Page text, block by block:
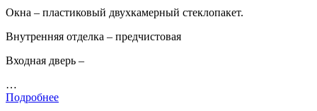
Окна – пластиковый двухкамерный стеклопакет.
Внутренняя отделка – предчистовая
Входная дверь –
…
Подробнее